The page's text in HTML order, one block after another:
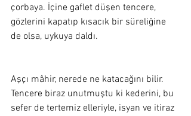
çorbaya. İçine gaflet düşen tencere,
gözlerini kapatıp kısacık bir süreliğine
de olsa, uykuya daldı.
Aşçı mâhir, nerede ne katacağını bilir.
Tencere biraz unutmuştu ki kederini, bu
sefer de tertemiz elleriyle, isyan ve itiraz